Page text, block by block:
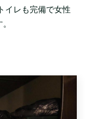
イレも完備で女性